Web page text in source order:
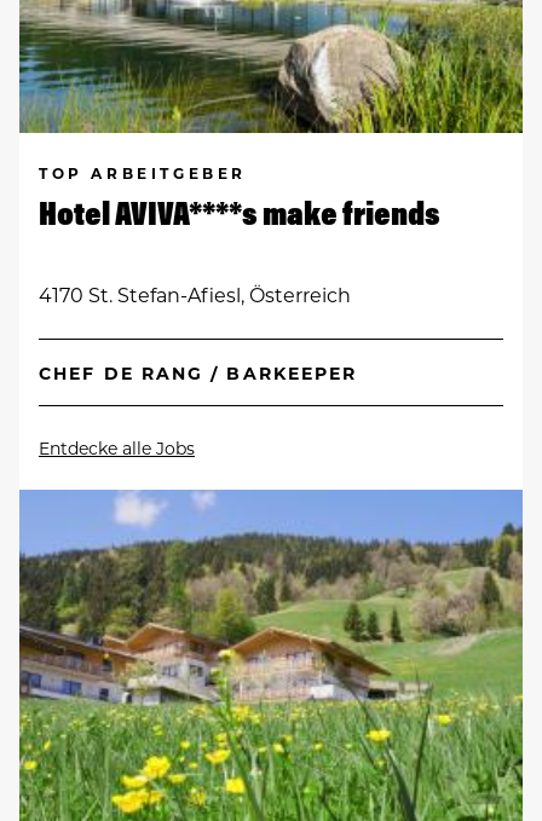
TOP ARBEITGEBER
Hotel AVIVA****s make friends
4170 St. Stefan-Afiesl, Österreich
CHEF DE RANG / BARKEEPER
Entdecke alle Jobs